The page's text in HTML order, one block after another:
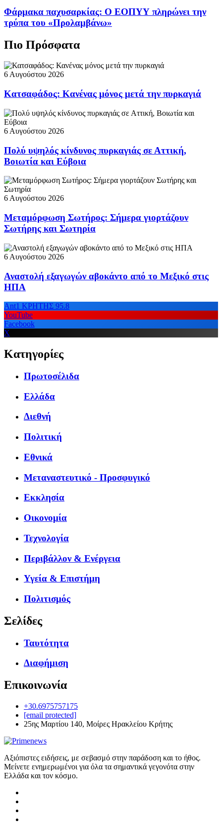
Φάρμακα παχυσαρκίας: Ο ΕΟΠΥΥ πληρώνει την
τρύπα του «Προλαμβάνω»
Πιο Πρόσφατα
6 Αυγούστου 2026
Κατσαφάδος: Κανένας μόνος μετά την πυρκαγιά
6 Αυγούστου 2026
Πολύ υψηλός κίνδυνος πυρκαγιάς σε Αττική,
Βοιωτία και Εύβοια
6 Αυγούστου 2026
Μεταμόρφωση Σωτήρος: Σήμερα γιορτάζουν
Σωτήρης και Σωτηρία
6 Αυγούστου 2026
Αναστολή εξαγωγών αβοκάντο από το Μεξικό στις
ΗΠΑ
Ant1 ΚΡΗΤΗΣ 95.8
YouTube
Facebook
X
Κατηγορίες
Πρωτοσέλιδα
Ελλάδα
Διεθνή
Πολιτική
Εθνικά
Μεταναστευτικό - Προσφυγικό
Εκκλησία
Οικονομία
Τεχνολογία
Περιβάλλον & Ενέργεια
Υγεία & Επιστήμη
Πολιτισμός
Σελίδες
Ταυτότητα
Διαφήμιση
Επικοινωνία
+30.6975757175
[email protected]
25ης Μαρτίου 140, Μοίρες Ηρακλείου Κρήτης
Αξιόπιστες ειδήσεις, με σεβασμό στην παράδοση και το ήθος.
Μείνετε ενημερωμένοι για όλα τα σημαντικά γεγονότα στην
Ελλάδα και τον κόσμο.